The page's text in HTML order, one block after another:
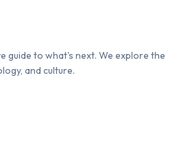
guide to what's next. We explore the
and culture.